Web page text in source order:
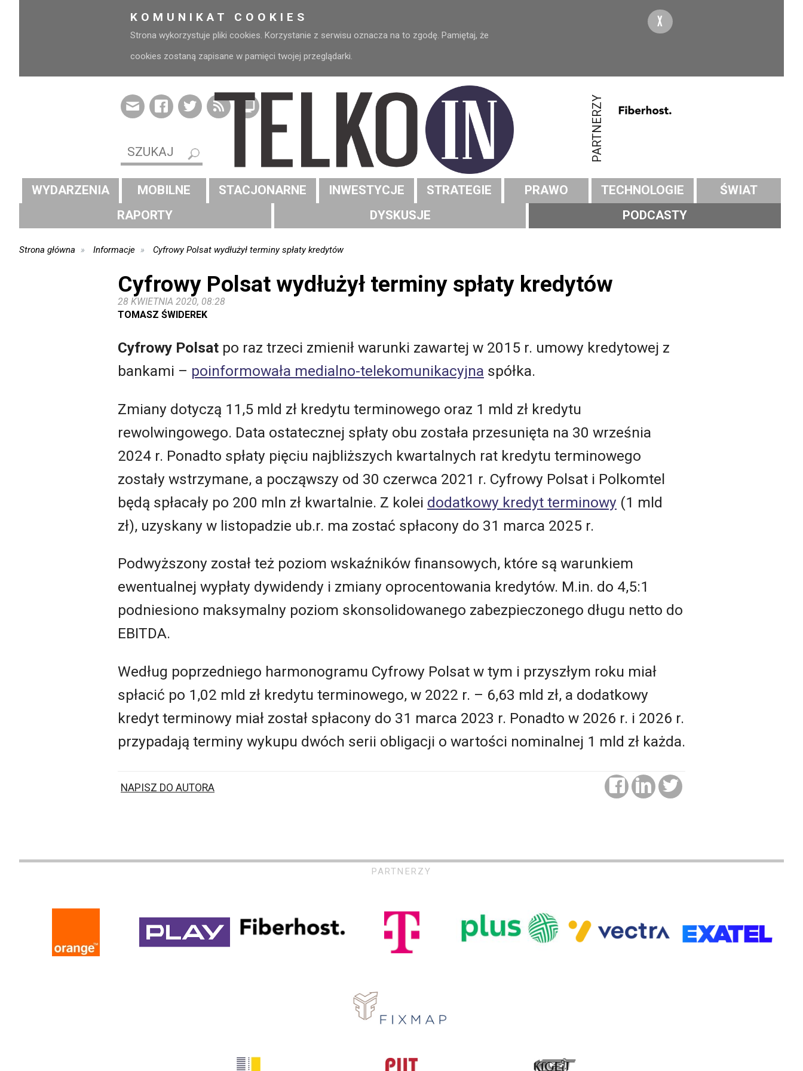
KOMUNIKAT COOKIES
Strona wykorzystuje pliki cookies. Korzystanie z serwisu oznacza na to zgodę. Pamiętaj, że
cookies zostaną zapisane w pamięci twojej przeglądarki.
X
PARTNERZY
WYDARZENIA MOBILNE STACJONARNE INWESTYCJE STRATEGIE PRAWO TECHNOLOGIE
ŚWIAT
RAPORTY
DYSKUSJE PODCASTY
Strona główna Informacje Cyfrowy Polsat wydłużył terminy spłaty kredytów
Cyfrowy Polsat wydłużył terminy spłaty kredytów
28 KWIETNIA 2020, 08:28
TOMASZ ŚWIDEREK
Cyfrowy Polsat po raz trzeci zmienił warunki zawartej w 2015 r. umowy kredytowej z
bankami – poinformowała medialno-telekomunikacyjna spółka.
Zmiany dotyczą 11,5 mld zł kredytu terminowego oraz 1 mld zł kredytu
rewolwingowego. Data ostatecznej spłaty obu została przesunięta na 30 września
2024 r. Ponadto spłaty pięciu najbliższych kwartalnych rat kredytu terminowego
zostały wstrzymane, a począwszy od 30 czerwca 2021 r. Cyfrowy Polsat i Polkomtel
będą spłacały po 200 mln zł kwartalnie. Z kolei dodatkowy kredyt terminowy (1 mld
zł), uzyskany w listopadzie ub.r. ma zostać spłacony do 31 marca 2025 r.
Podwyższony został też poziom wskaźników finansowych, które są warunkiem
ewentualnej wypłaty dywidendy i zmiany oprocentowania kredytów. M.in. do 4,5:1
podniesiono maksymalny poziom skonsolidowanego zabezpieczonego długu netto do
EBITDA.
Według poprzedniego harmonogramu Cyfrowy Polsat w tym i przyszłym roku miał
spłacić po 1,02 mld zł kredytu terminowego, w 2022 r. – 6,63 mld zł, a dodatkowy
kredyt terminowy miał został spłacony do 31 marca 2023 r. Ponadto w 2026 r. i 2026 r.
przypadają terminy wykupu dwóch serii obligacji o wartości nominalnej 1 mld zł każda.
NAPISZ DO AUTORA
PARTNERZY